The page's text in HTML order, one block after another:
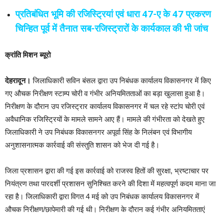
प्रतिबंधित भूमि की रजिस्ट्रियां एवं धारा 47-ए के 47 प्रकरण
चिन्हित पूर्व में तैनात सब-रजिस्ट्रारों के कार्यकाल की भी जांच
क्रांति मिशन ब्यूरो
देहरादून। जिलाधिकारी सविन बंसल द्वारा उप निबंधक कार्यालय विकासनगर में किए
गए औचक निरीक्षण स्टाम्प चोरी व गंभीर अनियमितताओं का बड़ा खुलासा हुआ है।
निरीक्षण के दौरान उप रजिस्ट्रार कार्यालय विकासनगर में चल रहे स्टांप चोरी एवं
अवैधानिक रजिस्ट्रियों के मामले सामने आए हैं। मामले की गंभीरता को देखते हुए
जिलाधिकारी ने उप निबंधक विकासनगर अपूर्वा सिंह के निलंबन एवं विभागीय
अनुशासनात्मक कार्रवाई की संस्तुति शासन को भेज दी गई है।
जिला प्रशासन द्वारा की गई इस कार्रवाई को राजस्व हितों की सुरक्षा, भ्रष्टाचार पर
नियंत्रण तथा पारदर्शी प्रशासन सुनिश्चित करने की दिशा में महत्वपूर्ण कदम माना जा
रहा है। जिलाधिकारी द्वारा विगत 4 मई को उप निबंधक कार्यालय विकासनगर में
औचक निरीक्षण/छापेमारी की गई थी। निरीक्षण के दौरान कई गंभीर अनियमितताएं